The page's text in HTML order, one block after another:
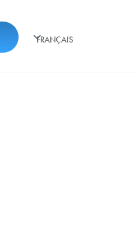
FRANÇAIS